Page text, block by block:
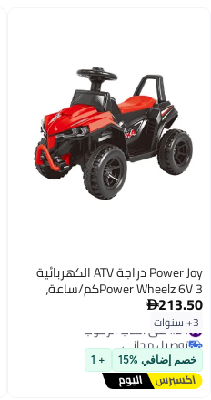
Power Joy دراجة ATV الكهربائية
Power Wheelz 6V 3كم/ساعة،
تعمل بالبطارية، قطعة واحدة
متنوعة (قد يختلف النمط واللون)
سنوات فما فوق | دراجة أطفال |
دراجة نارية للأطفال | سهلة القيادة
والتحكم لمغامرات في الهواء
213.50
3+ سنوات #24 في ألعاب الركوب
توصيل مجاني
#24 في ألعاب الركوب
خصم إضافي %15 + 1